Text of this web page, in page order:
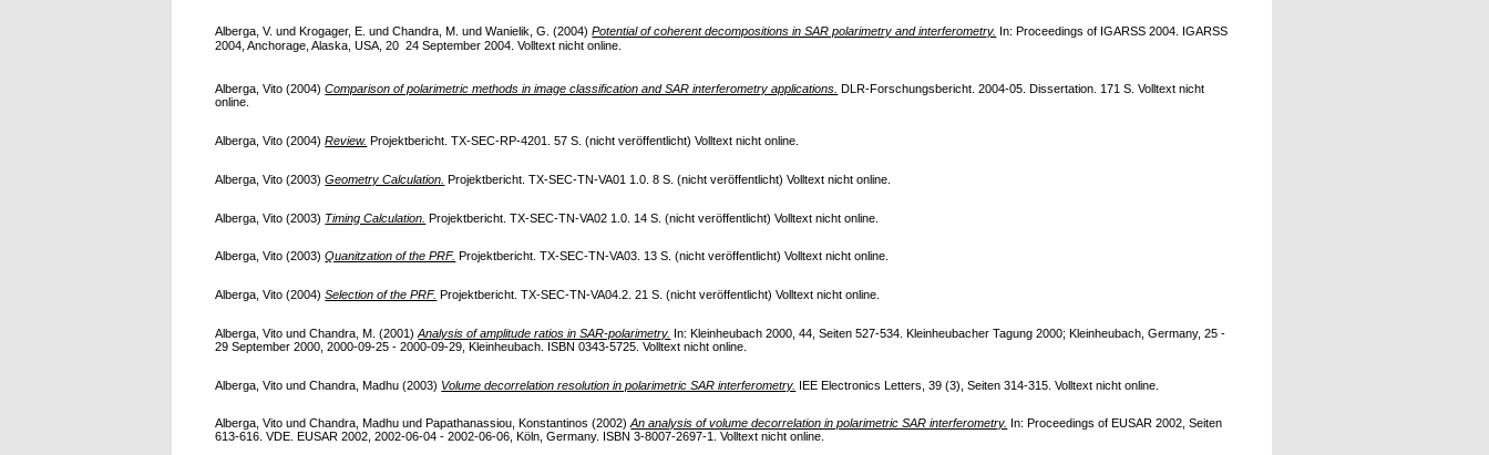
Alberga, V. undKrogager, E. undChandra, M. undWanielik, G. (2004)Potential of coherent decompositions in SAR polarimetry and interferometry. In: Proceedings of IGARSS 2004. IGARSS
2004, Anchorage, Alaska, USA, 20  24 September 2004. Volltext nicht online.
Alberga, Vito (2004)Comparison of polarimetric methods in image classification and SAR interferometry applications.
DLR-Forschungsbericht. 2004-05. Dissertation. 171 S. Volltext nicht
online.
Alberga, Vito (2004)Review. Projektbericht. TX-SEC-RP-4201. 57 S. (nicht veröffentlicht) Volltext nicht online.
Alberga, Vito (2003)Geometry Calculation. Projektbericht. TX-SEC-TN-VA01 1.0. 8 S. (nicht veröffentlicht) Volltext nicht online.
Alberga, Vito (2003) Timing Calculation. Projektbericht. TX-SEC-TN-VA02 1.0. 14 S. (nicht veröffentlicht) Volltext nicht online.
Alberga, Vito (2003)Quanitzation of the PRF. Projektbericht. TX-SEC-TN-VA03. 13 S. (nicht veröffentlicht) Volltext nicht online.
Alberga, Vito (2004)Selection of the PRF. Projektbericht. TX-SEC-TN-VA04.2. 21 S. (nicht veröffentlicht) Volltext nicht online.
Alberga, Vito undChandra, M. (2001)Analysis of amplitude ratios in SAR-polarimetry. In: Kleinheubach 2000, 44, Seiten 527-534. Kleinheubacher Tagung 2000; Kleinheubach, Germany, 25 -
29 September 2000, 2000-09-25 - 2000-09-29, Kleinheubach. ISBN 0343-5725. Volltext nicht online.
Alberga, Vito undChandra, Madhu (2003) Volume decorrelation resolution in polarimetric SAR interferometry. IEE Electronics Letters, 39 (3), Seiten 314-315. Volltext nicht online.
Alberga, Vito undChandra, Madhu und Papathanassiou, Konstantinos (2002)An analysis of volume decorrelation in polarimetric SAR interferometry.
In: Proceedings of EUSAR 2002, Seiten
613-616. VDE. EUSAR 2002, 2002-06-04 - 2002-06-06, Köln, Germany. ISBN 3-8007-2697-1. Volltext nicht online.